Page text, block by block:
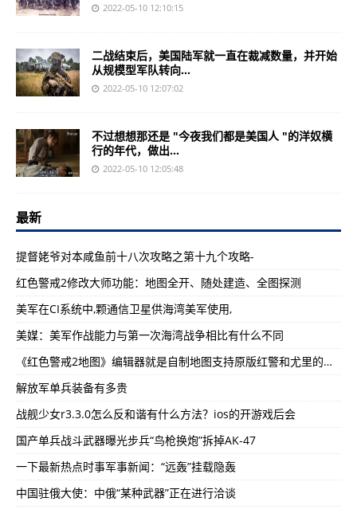
2022-05-10 12:10:15
二战结束后，美国陆军就一直在裁减数量，并开始
从规模型军队转向...
2022-05-10 12:07:02
不过想想那还是 "今夜我们都是美国人 "的洋奴横
行的年代，做出...
2022-05-10 12:05:48
最新
提督姥爷对本咸鱼前十八次攻略之第十九个攻略-
红色警戒2修改大师功能：地图全开、随处建造、全图探测
美军在CI系统中,颗通信卫星供海湾美军使用,
美媒：美军作战能力与第一次海湾战争相比有什么不同
《红色警戒2地图》编辑器就是自制地图支持原版红警和尤里的复仇
解放军单兵装备有多贵
战舰少女r3.3.0怎么反和谐有什么方法？ios的开游戏后会
国产单兵战斗武器曝光步兵“鸟枪换炮”拆掉AK-47
一下最新热点时事军事新闻：“远轰”挂载隐轰
中国驻俄大使：中俄“某种武器”正在进行洽谈